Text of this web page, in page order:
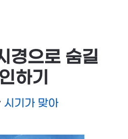
경으로 숨길
하기
시기가 맞아